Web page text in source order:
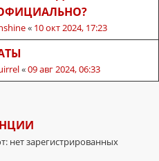
« 10 окт 2024, 17:23
«09 авг 2024, 06:33
нет зарегистрированных